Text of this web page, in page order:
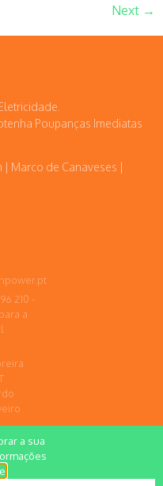
Next →
Poupanças Imediatas
| Marco de Canaveses |
210 -
a
a sua